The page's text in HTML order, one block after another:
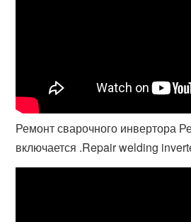
Ремонт сварочного инвертора
включается .Repair welding